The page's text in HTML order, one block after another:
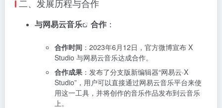
二、发展历程与合作
与网易云音乐 合作 ：
合作时间 ：2023年6月12日，官方微博宣布 X
Studio 与网易云音乐达成合作。
合作成果 ：发布了分支版新编辑器“网易云·X
Studio”，用户可以直接通过网易云音乐平台来使
用这一工具，并将创作的音乐作品发布到云音乐
上。